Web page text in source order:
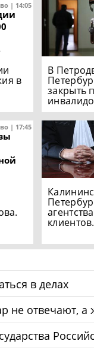
| 14:05
в
В
закрыть
| 17:45
в делах
не отвечают, а